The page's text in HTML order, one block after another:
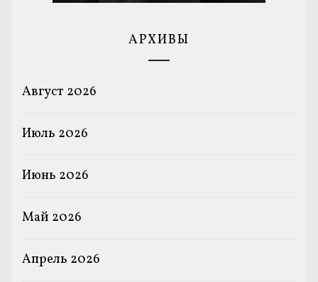
АРХИВЫ
Август 2026
Июль 2026
Июнь 2026
Май 2026
Апрель 2026